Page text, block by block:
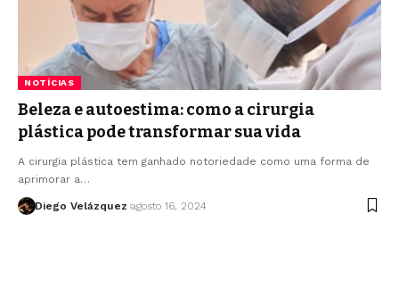
NOTÍCIAS
Beleza e autoestima: como a cirurgia
plástica pode transformar sua vida
A cirurgia plástica tem ganhado notoriedade como uma forma de
aprimorar a…
Diego Velázquez agosto 16, 2024